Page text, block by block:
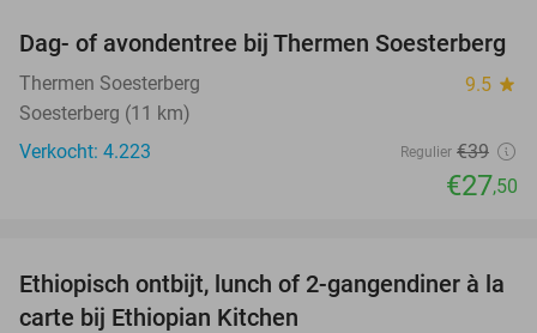
29%
Dag- of avondentree bij Thermen Soesterberg
Thermen Soesterberg 9.5 star
Soesterberg (11 km)
Verkocht: 4.223
Regulier €39
€27,50
45%
Ethiopisch ontbijt, lunch of 2-gangendiner à la
carte bij Ethiopian Kitchen